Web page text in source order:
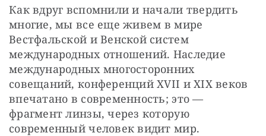
Как вдруг вспомнили и начали твердить
многие, мы все еще живем в мире
Вестфальской и Венской систем
международных отношений. Наследие
международных многосторонних
совещаний, конференций XVII и XIX веков
впечатано в современность; это —
фрагмент линзы, через которую
современный человек видит мир.